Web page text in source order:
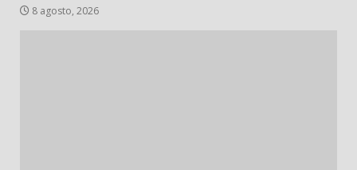
8 agosto, 2026